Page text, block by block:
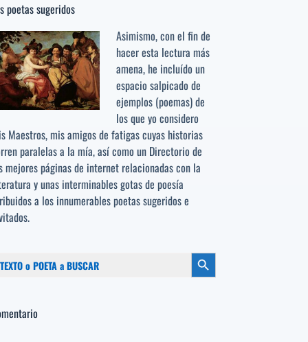
poetas sugeridos
Asimismo, con el fin de
hacer esta lectura más
amena, he incluído un
espacio salpicado de
ejemplos (poemas) de
los que yo considero
Maestros, mis amigos de fatigas cuyas historias
paralelas a la mía, así como un Directorio de
mejores páginas de internet relacionadas con la
y unas interminables gotas de poesía
a los innumerables poetas sugeridose
Botón de búsqueda